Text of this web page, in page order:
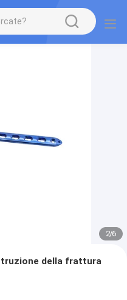
2/6
della frattura